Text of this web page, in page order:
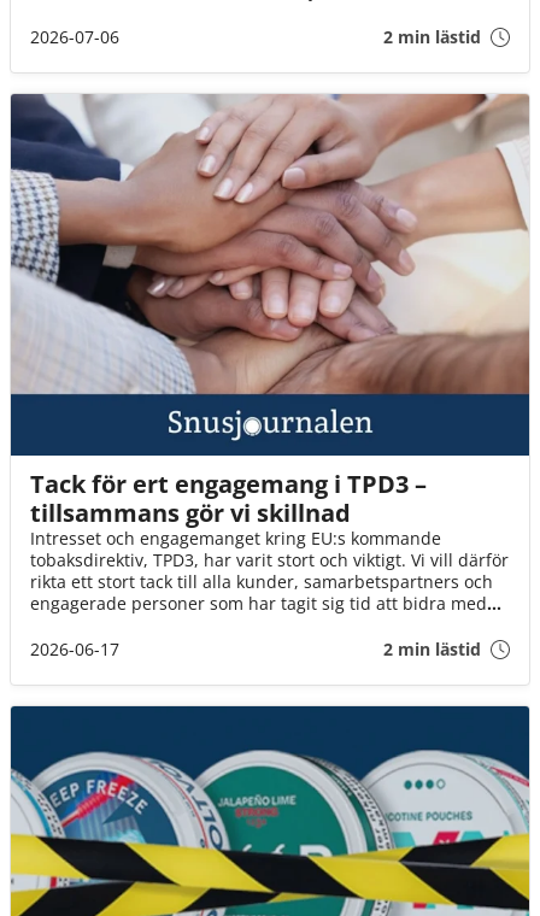
(för eget bruk och i rimlig mängd).
2026-07-06 2 min lästid
Tack för ert engagemang i TPD3 –
tillsammans gör vi skillnad
Intresset och engagemanget kring EU:s kommande
tobaksdirektiv, TPD3, har varit stort och viktigt. Vi vill därför
rikta ett stort tack till alla kunder, samarbetspartners och
engagerade personer som har tagit sig tid att bidra med
2026-06-17
2 min lästid